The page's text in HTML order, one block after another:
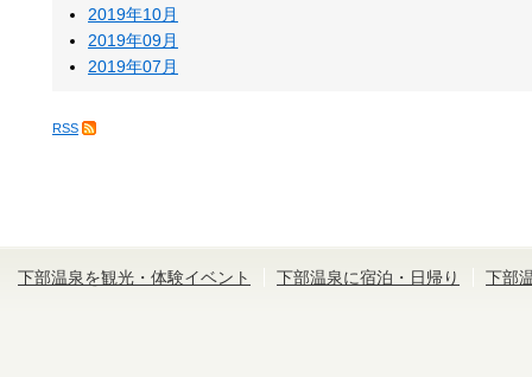
2019年10月
2019年09月
2019年07月
RSS
下部温泉を観光・体験イベント 下部温泉に宿泊・日帰り 下部